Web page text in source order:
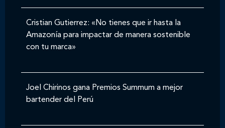
Cristian Gutierrez: «No tienes que ir hasta la
Amazonía para impactar de manera sostenible
con tu marca»
Joel Chirinos gana Premios Summum a mejor
bartender del Perú